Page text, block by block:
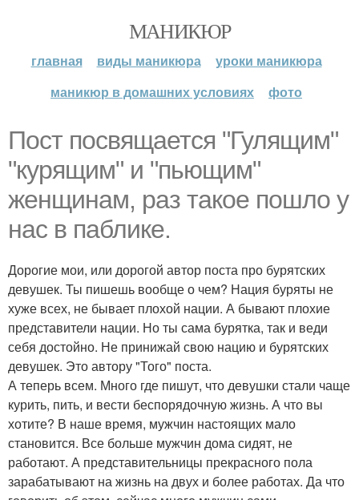
МАНИКЮР
главная виды маникюра
уроки маникюра
маникюр в домашних условиях
фото
Пост посвящается "Гулящим"
"курящим" и "пьющим"
женщинам, раз такое пошло у
нас в паблике.
Дорогие мои, или дорогой автор поста про бурятских
девушек. Ты пишешь вообще о чем? Нация буряты не
хуже всех, не бывает плохой нации. А бывают плохие
представители нации. Но ты сама бурятка, так и веди
себя достойно. Не принижай свою нацию и бурятских
девушек. Это автору "Того" поста.
А теперь всем. Много где пишут, что девушки стали чаще
курить, пить, и вести беспорядочную жизнь. А что вы
хотите? В наше время, мужчин настоящих мало
становится. Все больше мужчин дома сидят, не
работают. А представительницы прекрасного пола
зарабатывают на жизнь на двух и более работах. Да что